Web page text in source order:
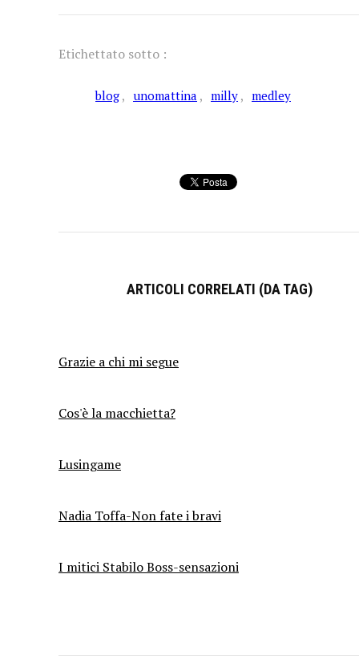
Etichettato sotto :
blog unomattina milly medley
ARTICOLI CORRELATI (DA TAG)
Grazie a chi mi segue
Cos'è la macchietta?
Lusingame
Nadia Toffa-Non fate i bravi
I mitici Stabilo Boss-sensazioni